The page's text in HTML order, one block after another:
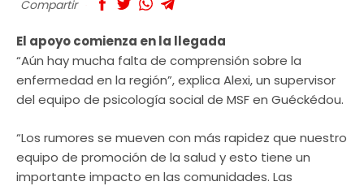
Compartir
El apoyo comienza en la llegada
“Aún hay mucha falta de comprensión sobre la
enfermedad en la región”, explica Alexi, un supervisor
del equipo de psicología social de MSF en Guéckédou.
“Los rumores se mueven con más rapidez que nuestro
equipo de promoción de la salud y esto tiene un
importante impacto en las comunidades. Las